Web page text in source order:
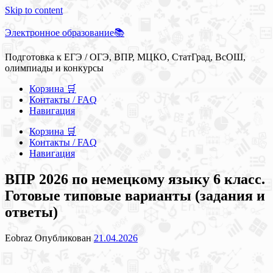
Skip to content
Электронное образование📚
Подготовка к ЕГЭ / ОГЭ, ВПР, МЦКО, СтатГрад, ВсОШ,
олимпиады и конкурсы
Корзина 🛒
Контакты / FAQ
Навигация
Корзина 🛒
Контакты / FAQ
Навигация
ВПР 2026 по немецкому языку 6 класс.
Готовые типовые варианты (задания и
ответы)
Eobraz Опубликован 21.04.2026